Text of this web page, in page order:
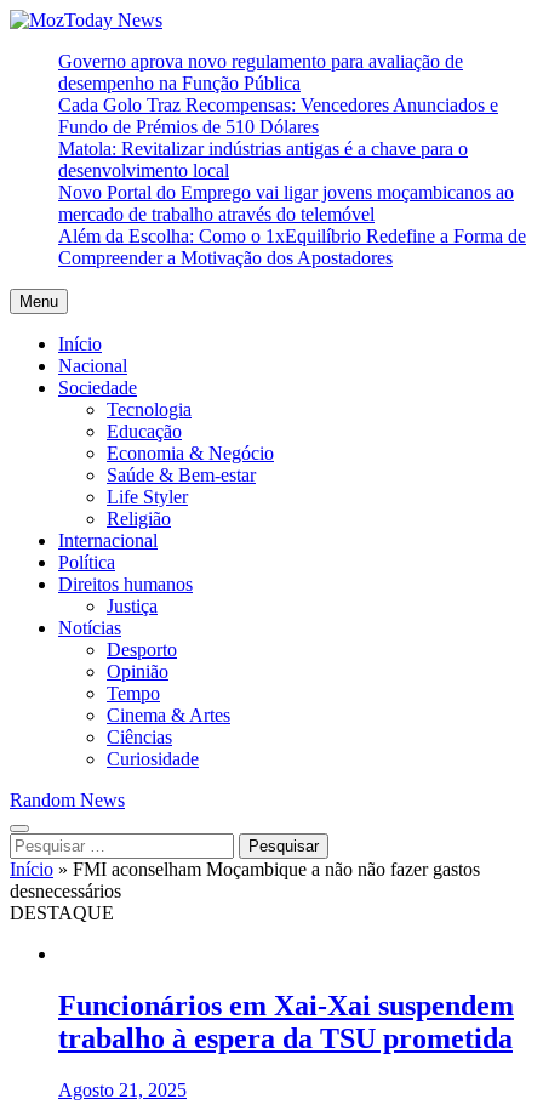
Skip
content
MozToday News
Onde a gente lê.
Governo aprova novo regulamento para avaliação de
desempenho na Função Pública
Cada Golo Traz Recompensas: Vencedores Anunciados e
Fundo de Prémios de 510 Dólares
Matola: Revitalizar indústrias antigas é a chave para o
desenvolvimento local
Novo Portal do Emprego vai ligar jovens moçambicanos ao
mercado de trabalho através do telemóvel
Além da Escolha: Como o 1xEquilíbrio Redefine a Forma de
Compreender a Motivação dos Apostadores
Menu
Início
Nacional
Sociedade
Tecnologia
Educação
Economia & Negócio
Saúde & Bem-estar
Life Styler
Religião
Internacional
Política
Direitos humanos
Justiça
Notícias
Desporto
Opinião
Tempo
Cinema & Artes
Ciências
Curiosidade
Random News
Pesquisar
por:
Início » FMI aconselham Moçambique a não não fazer gastos
desnecessários
DESTAQUE
Funcionários em Xai-Xai suspendem
trabalho à espera da TSU prometida
Agosto 21, 2025